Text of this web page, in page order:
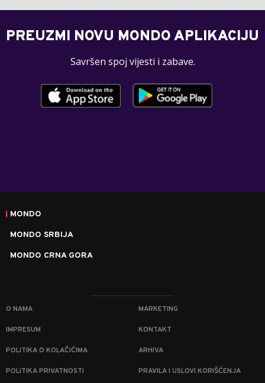
PREUZMI NOVU MONDO APLIKACIJU
Savršen spoj vijesti i zabave.
MONDO
MONDO SRBIJA
MONDO CRNA GORA
O NAMA MARKETING
IMPRESUM KONTAKT
POLITIKA O KOLAČIĆIMA ARHIVA
POLITIKA PRIVATNOSTI PRAVILA I USLOVI KORIŠĆENJA